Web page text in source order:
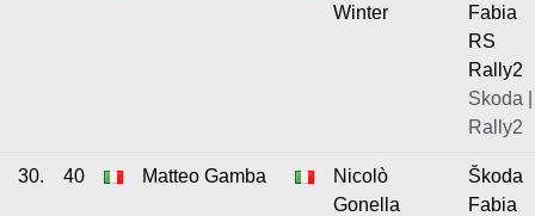
Winter
Fabia
RS
Rally2
Skoda |
Rally2
30. 40 Matteo Gamba
Nicolò
Gonella
Škoda
Fabia